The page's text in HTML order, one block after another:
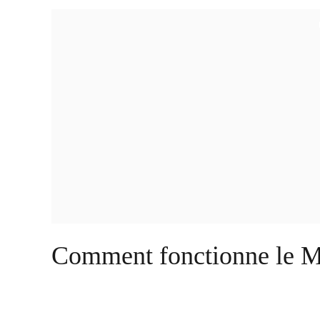
Comment fonctionne le